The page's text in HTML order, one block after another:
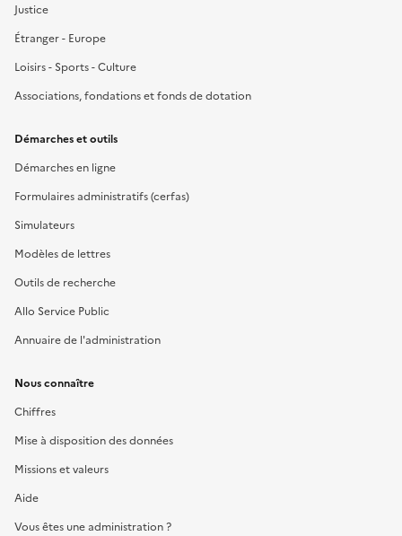
Justice
Étranger - Europe
Loisirs - Sports - Culture
Associations, fondations et fonds de dotation
Démarches et outils
Démarches en ligne
Formulaires administratifs (cerfas)
Simulateurs
Modèles de lettres
Outils de recherche
Allo Service Public
Annuaire de l'administration
Nous connaître
Chiffres
Mise à disposition des données
Missions et valeurs
Aide
Vous êtes une administration ?